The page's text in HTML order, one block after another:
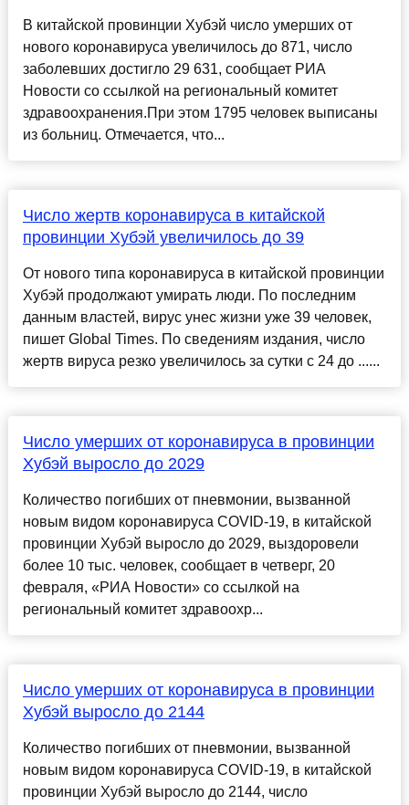
В китайской провинции Хубэй число умерших от
нового коронавируса увеличилось до 871, число
заболевших достигло 29 631, сообщает РИА
Новости со ссылкой на региональный комитет
здравоохранения.При этом 1795 человек выписаны
из больниц. Отмечается, что...
Число жертв коронавируса в китайской
провинции Хубэй увеличилось до 39
От нового типа коронавируса в китайской провинции
Хубэй продолжают умирать люди. По последним
данным властей, вирус унес жизни уже 39 человек,
пишет Global Times. По сведениям издания, число
жертв вируса резко увеличилось за сутки с 24 до ......
Число умерших от коронавируса в провинции
Хубэй выросло до 2029
Количество погибших от пневмонии, вызванной
новым видом коронавируса COVID-19, в китайской
провинции Хубэй выросло до 2029, выздоровели
более 10 тыс. человек, сообщает в четверг, 20
февраля, «РИА Новости» со ссылкой на
региональный комитет здравоохр...
Число умерших от коронавируса в провинции
Хубэй выросло до 2144
Количество погибших от пневмонии, вызванной
новым видом коронавируса COVID-19, в китайской
провинции Хубэй выросло до 2144, число